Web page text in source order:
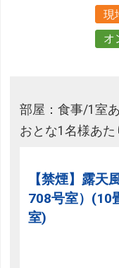
現
オ
部屋：食事/1室
おとな1名様あた
【禁煙】露天
708号室）(10
室)